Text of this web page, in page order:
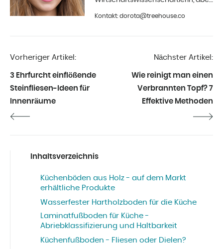
ihr größtes Hobby ist die Fotografie
2019 in Treehouse.
Kontakt: dorota@treehouse.co
Vorheriger Artikel:
3 Ehrfurcht einflößende
Steinfliesen-Ideen für
Innenräume
Nächster Artikel:
Wie reinigt man einen
Verbrannten Topf? 7
Effektive Methoden
Inhaltsverzeichnis
Küchenböden aus Holz - auf dem Markt
erhältliche Produkte
Wasserfester Hartholzboden für die Küche
Laminatfußboden für Küche -
Abriebklassifizierung und Haltbarkeit
Küchenfußboden - Fliesen oder Dielen?